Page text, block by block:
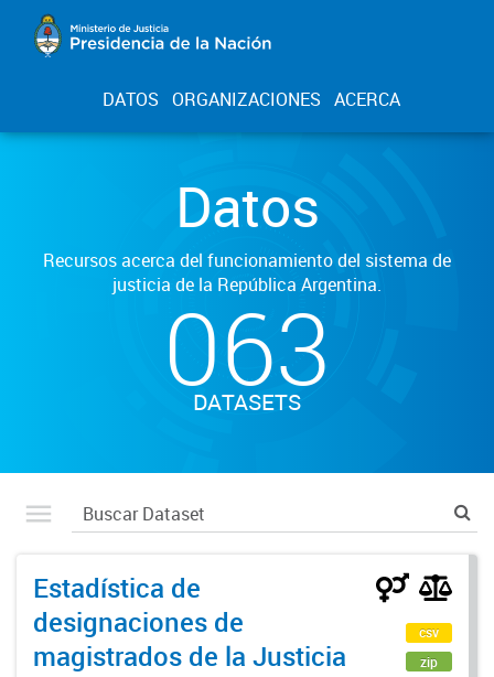
DATOS ORGANIZACIONES ACERCA
Datos
Recursos acerca del funcionamiento del sistema de
justicia de la República Argentina.
063
DATASETS
Estadística de
designaciones de
magistrados de la Justicia
csv
zip